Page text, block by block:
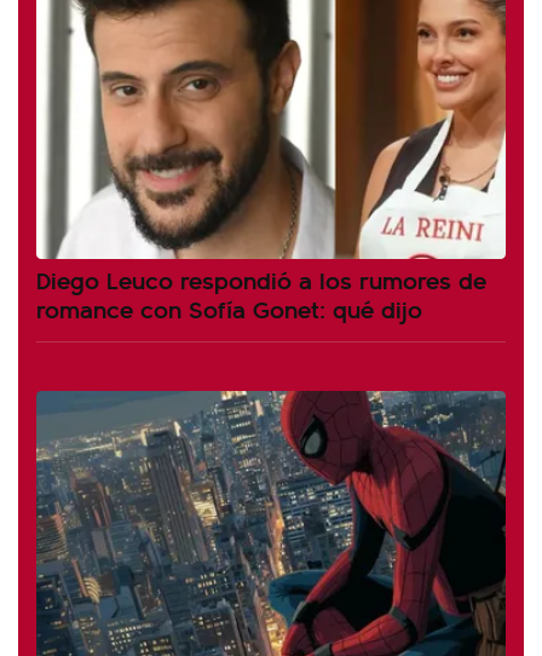
Diego Leuco respondió a los rumores de
romance con Sofía Gonet: qué dijo